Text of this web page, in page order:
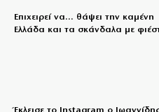
Επιχειρεί να… θάψει την καμένη
Ελλάδα και τα σκάνδαλα με